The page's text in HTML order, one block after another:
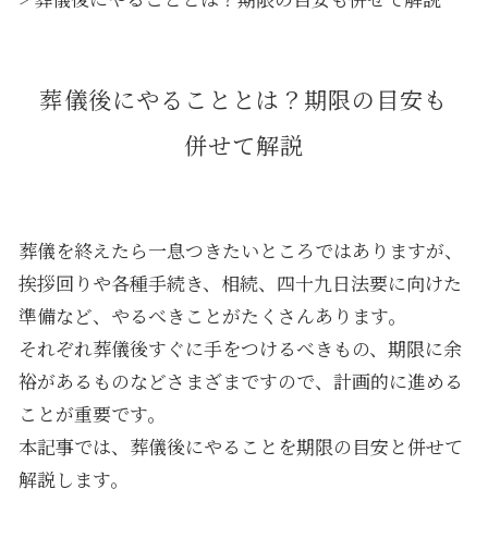
葬儀後にやることとは？期限の目安も
併せて解説
葬儀を終えたら一息つきたいところではありますが、
挨拶回りや各種手続き、相続、四十九日法要に向けた
準備など、やるべきことがたくさんあります。
それぞれ葬儀後すぐに手をつけるべきもの、期限に余
裕があるものなどさまざまですので、計画的に進める
ことが重要です。
本記事では、葬儀後にやることを期限の目安と併せて
解説します。